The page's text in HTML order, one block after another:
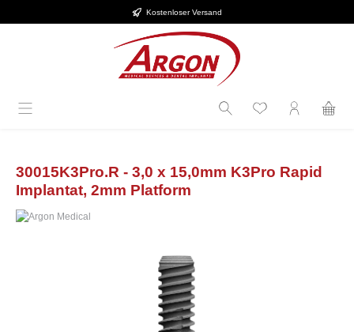
Kostenloser Versand
30015K3Pro.R - 3,0 x 15,0mm K3Pro Rapid
Implantat, 2mm Platform